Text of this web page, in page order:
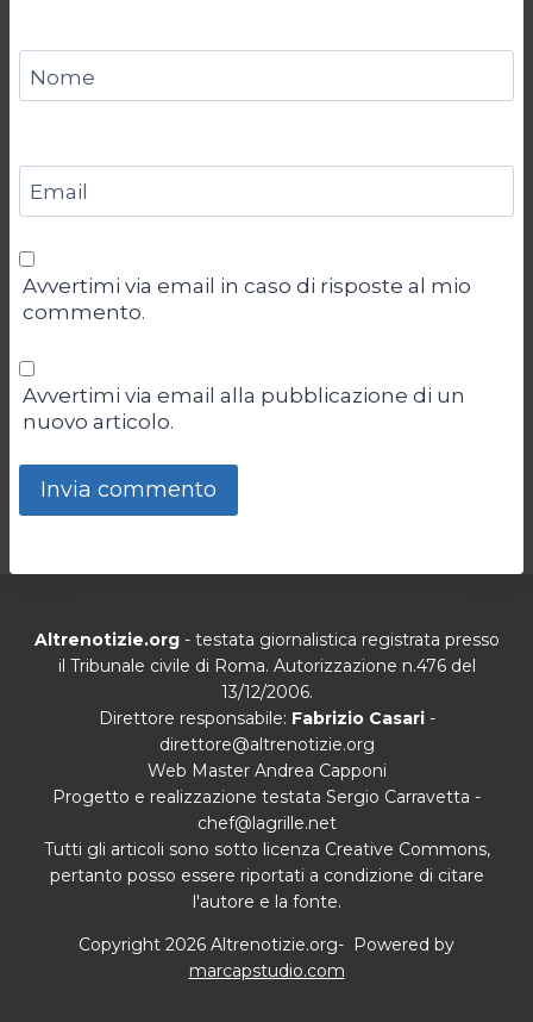
Nome
Email
Avvertimi via email in caso di risposte al mio
commento.
Avvertimi via email alla pubblicazione di un
nuovo articolo.
Altrenotizie.org- testata giornalistica registrata presso
il Tribunale civile di Roma. Autorizzazione n.476 del
13/12/2006.
Direttore responsabile: Fabrizio Casari-
direttore@altrenotizie.org
Web Master Andrea Capponi
Progetto e realizzazione testata Sergio Carravetta -
chef@lagrille.net
Tutti gli articoli sono sotto licenza Creative Commons,
pertanto posso essere riportati a condizione di citare
l'autore e la fonte.
Copyright 2026 Altrenotizie.org- Powered by
marcapstudio.com